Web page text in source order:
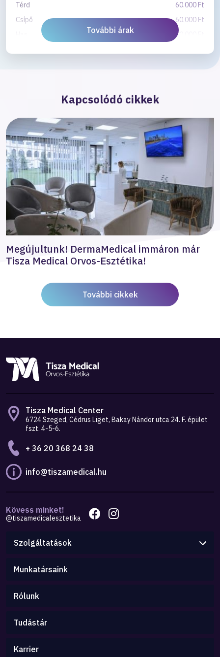
Térd
60.000 Ft
Csípő
60.000 Ft
60.000 - 100.000 Ft
További árak
Kapcsolódó cikkek
Megújultunk! DermaMedical immáron már
Tisza Medical Orvos-Esztétika!
További cikkek
Tisza Medical Center
6724 Szeged, Cédrus Liget, Bakay Nándor utca 24. F. épület
fszt. 4-5-6.
+ 36 20 368 24 38
info@tiszamedical.hu
Kövess minket!
@tiszamedicalesztetika
Szolgáltatások
Munkatársaink
Rólunk
Tudástár
Karrier